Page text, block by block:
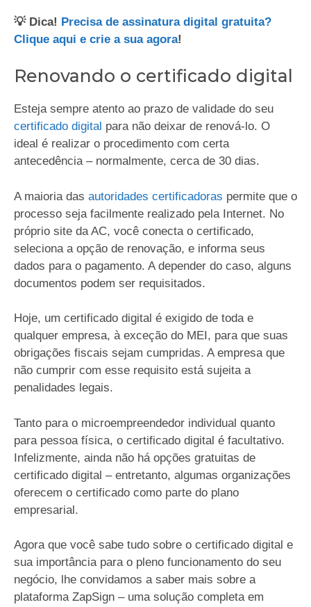
💡 Dica! Precisa de assinatura digital gratuita?
Clique aqui e crie a sua agora!
Renovando o certificado digital
Esteja sempre atento ao prazo de validade do seu
certificado digital para não deixar de renová-lo. O
ideal é realizar o procedimento com certa
antecedência – normalmente, cerca de 30 dias.
A maioria das autoridades certificadoras permite que o
processo seja facilmente realizado pela Internet. No
próprio site da AC, você conecta o certificado,
seleciona a opção de renovação, e informa seus
dados para o pagamento. A depender do caso, alguns
documentos podem ser requisitados.
Hoje, um certificado digital é exigido de toda e
qualquer empresa, à exceção do MEI, para que suas
obrigações fiscais sejam cumpridas. A empresa que
não cumprir com esse requisito está sujeita a
penalidades legais.
Tanto para o microempreendedor individual quanto
para pessoa física, o certificado digital é facultativo.
Infelizmente, ainda não há opções gratuitas de
certificado digital – entretanto, algumas organizações
oferecem o certificado como parte do plano
empresarial.
Agora que você sabe tudo sobre o certificado digital e
sua importância para o pleno funcionamento do seu
negócio, lhe convidamos a saber mais sobre a
plataforma ZapSign – uma solução completa em